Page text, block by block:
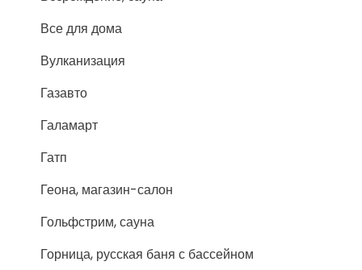
Все для дома
Вулканизация
Газавто
Галамарт
Гатп
Геона, магазин-салон
Гольфстрим, сауна
Горница, русская баня с бассейном